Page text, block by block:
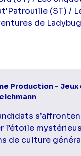
(ST) /
de
Production - Jeux
de culture